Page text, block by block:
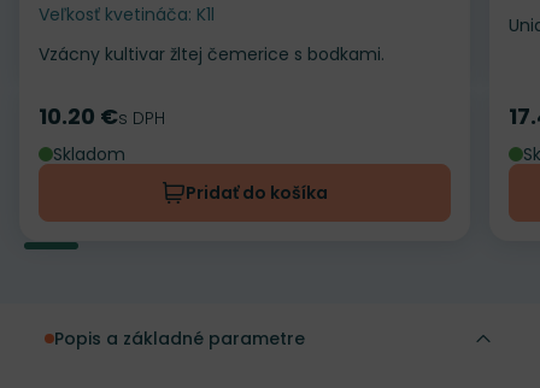
Veľkosť kvetináča: K1l
Vzácny kultivar žltej čemerice s bodkami.
Cena
10.20 €s DPH
Skladom
Pridať do košíka
Popis a základné parametre